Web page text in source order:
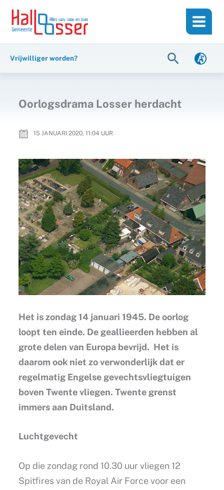
inhoud
naar
Vrijwilliger worden? Zoeken
Oorlogsdrama Losser herdacht
15 JANUARI 2020, 11:04 UUR
Het is zondag 14 januari 1945. De oorlog
loopt ten einde. De geallieerden hebben al
grote delen van Europa bevrijd. Het is
daarom ook niet zo verwonderlijk dat er
regelmatig Engelse gevechtsvliegtuigen
boven Twente vliegen. Twente grenst
immers aan Duitsland.
Luchtgevecht
Op die zondag rond 10.30 uur vliegen 12
Spitfires van de Royal Air Force voor een